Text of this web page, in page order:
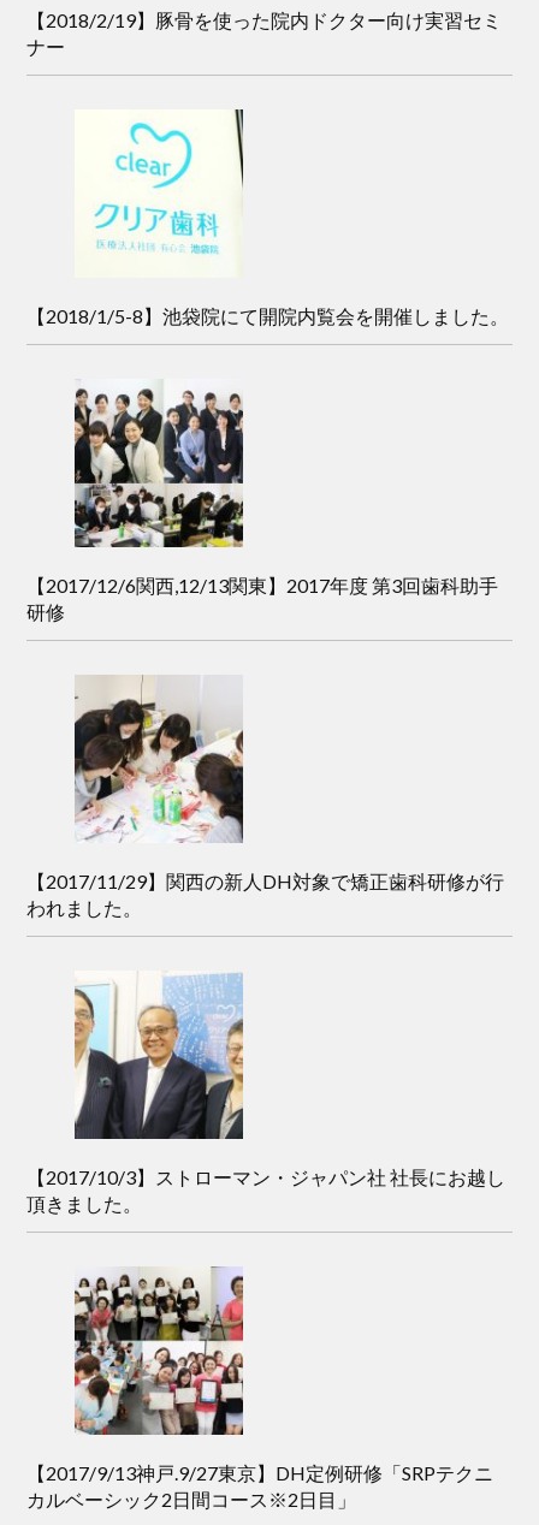
【2018/2/19】豚骨を使った院内ドクター向け実習セミ
ナー
【2018/1/5-8】池袋院にて開院内覧会を開催しました。
【2017/12/6関西,12/13関東】2017年度 第3回歯科助手
研修
【2017/11/29】関西の新人DH対象で矯正歯科研修が行
われました。
【2017/10/3】ストローマン・ジャパン社 社長にお越し
頂きました。
【2017/9/13神戸.9/27東京】DH定例研修「SRPテクニ
カルベーシック2日間コース※2日目」